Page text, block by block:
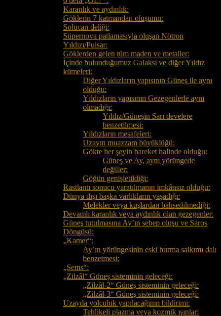
Karanlık ve aydınlık:
Göklerin 7 katmandan oluşumu:
Solucan deliği:
Süpernova patlamasıyla oluşan Nötron
Yıldızı/Pulsar:
Göklerden gelen tüm maden ve metaller:
İçinde bulunduğumuz Galaksi ve diğer Yıldız
kümeleri:
Diğer Yıldızların yapısının Güneş ile aynı
olduğu:
Yıldızların yapısının Gezegenlerle aynı
olmadığı:
Yıldız/Güneşin Sarı develere
benzetilmesi:
Yıldızların mesafeleri:
Uzayın muazzam büyüklüğü:
Gökte her şeyin hareket halinde olduğu:
Güneş ve Ay, aynı yörüngede
değiller:
Göğün genişletildiği:
Rastlantı sonucu yaratılmanın imkânsız olduğu:
Dünya dışı başka varlıkların yaşadığı:
Melekler veya kuşlardan bahsedilmediği:
Devamlı karanlık veya aydınlık olan gezegenler:
Güneş tutulmasına Ay’ın sebep oluşu ve Saros
Döngüsü:
„Kamer“:
Ay’ın yörüngesinin eski hurma salkımı dalı
benzetmesi:
„Şems“:
„Zilzâl“ Güneş sisteminin geleceği:
„Zilzâl-2“ Güneş sisteminin geleceği:
„Zilzâl-3“ Güneş sisteminin geleceği:
Uzayda yolculuk yapılacağının bildirimi:
Tehlikeli plazma veya kozmik ışınlar: